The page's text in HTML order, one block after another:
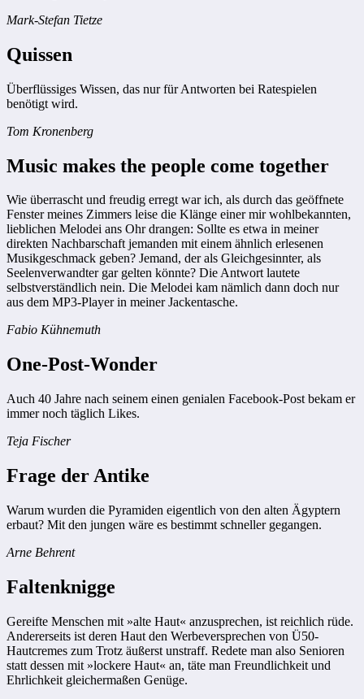
Mark-Stefan Tietze
Quissen
Überflüssiges Wissen, das nur für Antworten bei Ratespielen
benötigt wird.
Tom Kronenberg
Music makes the people come together
Wie überrascht und freudig erregt war ich, als durch das geöffnete
Fenster meines Zimmers leise die Klänge einer mir wohlbekannten,
lieblichen Melodei ans Ohr drangen: Sollte es etwa in meiner
direkten Nachbarschaft jemanden mit einem ähnlich erlesenen
Musikgeschmack geben? Jemand, der als Gleichgesinnter, als
Seelenverwandter gar gelten könnte? Die Antwort lautete
selbstverständlich nein. Die Melodei kam nämlich dann doch nur
aus dem MP3-Player in meiner Jackentasche.
Fabio Kühnemuth
One-Post-Wonder
Auch 40 Jahre nach seinem einen genialen Facebook-Post bekam er
immer noch täglich Likes.
Teja Fischer
Frage der Antike
Warum wurden die Pyramiden eigentlich von den alten Ägyptern
erbaut? Mit den jungen wäre es bestimmt schneller gegangen.
Arne Behrent
Faltenknigge
Gereifte Menschen mit »alte Haut« anzusprechen, ist reichlich rüde.
Andererseits ist deren Haut den Werbeversprechen von Ü50-
Hautcremes zum Trotz äußerst unstraff. Redete man also Senioren
statt dessen mit »lockere Haut« an, täte man Freundlichkeit und
Ehrlichkeit gleichermaßen Genüge.